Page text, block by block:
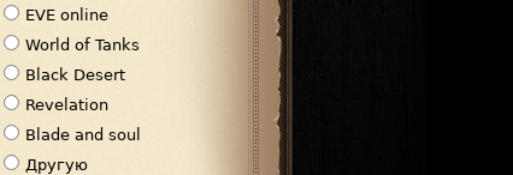
р
и
а
н
т
ы
EVE online
World of Tanks
Black Desert
Revelation
Blade and soul
Другую